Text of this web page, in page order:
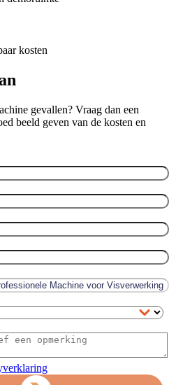
kosten
gevallen? Vraag dan een
beeld geven van de kosten en